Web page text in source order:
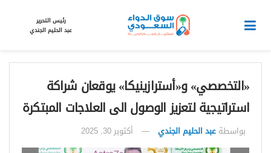
رئيس التحرير
عبد الحليم الجندي
«التخصصي» و«أسترازينيكا» يوقعان شراكة
استراتيجية لتعزيز الوصول الى العلاجات المبتكرة
بواسطة عبد الحليم الجندي أكتوبر 30, 2025